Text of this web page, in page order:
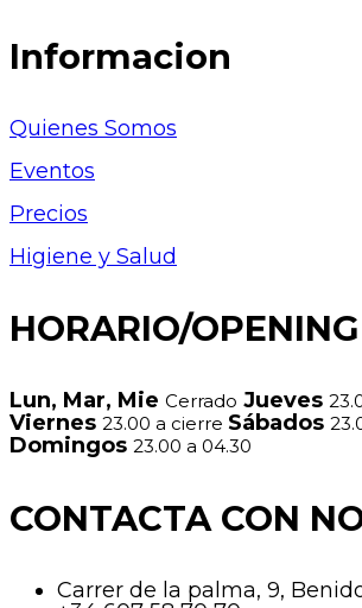
Informacion
Quienes Somos
Eventos
Precios
Higiene y Salud
HORARIO/
Lun, Mar, Mie Cerrado Jueves
Viernes 23.00 a cierre Sábados
Domingos 23.00 a 04.30
CONTACTA CON
Carrer de la palma, 9,